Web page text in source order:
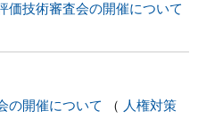
価技術審査会の開催について
の開催について
人権対策